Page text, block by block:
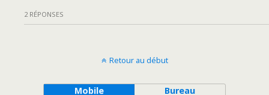
2 RÉPONSES
Retour au début
Mobile Bureau